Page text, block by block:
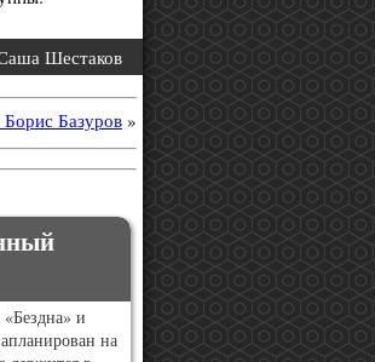
Шестаков
Борис Базуров»
и
на